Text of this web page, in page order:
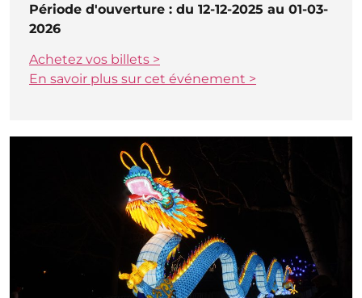
Période d'ouverture : du 12-12-2025 au 01-03-
2026
Achetez vos billets >
En savoir plus sur cet événement >